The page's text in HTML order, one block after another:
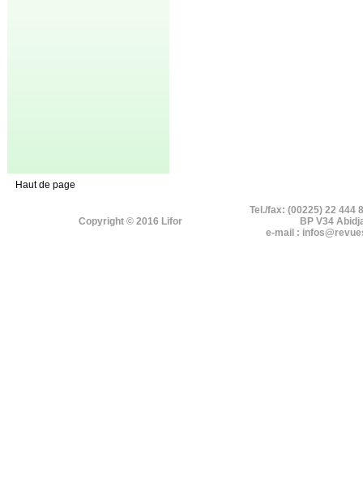
Haut de page
Copyright © 2016 Lifor
Tel./fax: (00225) 22 444
BP V34
e-mail :